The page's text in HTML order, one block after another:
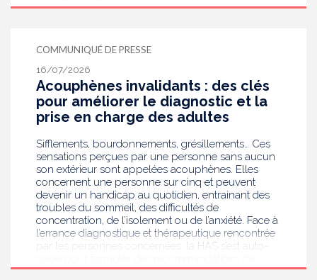
recommande en revanche la mise en place d’une
pour les autres professionnels travaillant dans les
établissements de santé ou dans les
établissements médicaux sociaux hébergeant des
personnes âgées, en contact avec des personnes à
risque de grippe sévère, avec un déploiement
prioritaire en Ehpad et en USLD.
COMMUNIQUÉ DE PRESSE
16/07/2026
Acouphènes invalidants : des clés
pour améliorer le diagnostic et la
prise en charge des adultes
Sifflements, bourdonnements, grésillements… Ces
sensations perçues par une personne sans aucun
son extérieur sont appelées acouphènes. Elles
concernent une personne sur cinq et peuvent
devenir un handicap au quotidien, entrainant des
troubles du sommeil, des difficultés de
concentration, de l’isolement ou de l’anxiété. Face à
l’errance diagnostique et thérapeutique rencontrée
par les personnes concernées, la HAS s’est auto-
bonnes pratiques pour améliorer le diagnostic et